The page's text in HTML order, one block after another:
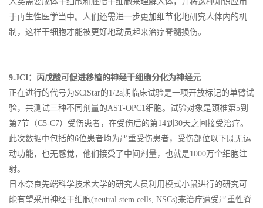
于再生性医学当中。人们还需进一步更加细节化地研究人体内的机
制，这样干细胞才能被更好地动员起来治疗脊髓损伤。
9.JCI：丙戊酸可促进移植的神经干细胞分化为神经元
正在进行的代号为SCiStar的1/2a期临床试验是一项开放标记的单臂试
验，共测试三种不同剂量的AST-OPC1细胞。试验对象是颈椎第5到
第7节（C5-C7）受伤患者，在受伤后的第14到30天之间接受治疗。
此次数据中包括的6位患者均为严重受伤患者，受伤部位以下既无运
动功能，也无感觉，他们接受了中间剂量，也就是1000万个细胞注
射。
日本奈良先端科学技术大学的研究人员利用模式小鼠进行的研究可
能有望采用神经干细胞(neutral stem cells, NSCs)来治疗遭受严重性脊